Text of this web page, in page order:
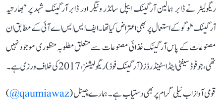
ریگولیٹر نے ڈابر ہمالین آرگینک ایپل سائڈر ونیگر اور ڈابر آرگینک شہد پر ’بھارتیہ
آرگینک‘ لوگو کے استعمال پر بھی اعتراض کیا تھا۔ ایف ایس ایس اے آئی کے مطابق ان
مصنوعات کے پاس آرگینک غذائی مصنوعات سے متعلق مطلوبہ منظوری موجود نہیں
تھی، جو فوڈ سیفٹی اینڈ اسٹینڈرڈز (آرگینک فوڈ) ریگولیشنز، 2017 کی خلاف ورزی ہے۔
قومی آواز اب ٹیلی گرام پر بھی دستیاب ہے۔ ہمارے چینل (qaumiawaz@
)